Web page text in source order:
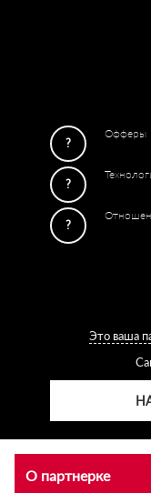
?
Офферы
?
?
Это ваша
О партнерке